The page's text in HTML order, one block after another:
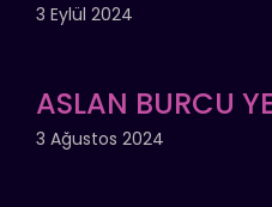
3 Eylül 2024
ASLAN BURCU
3 Ağustos 2024